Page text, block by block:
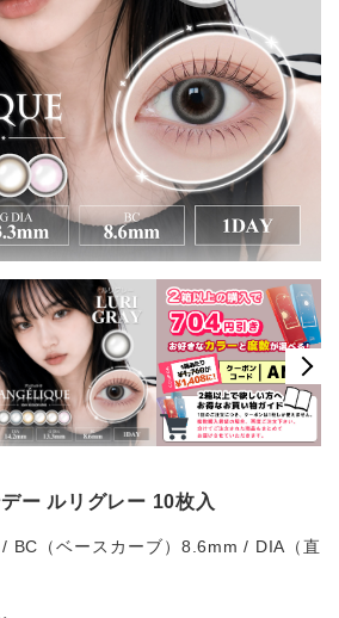
ー ルリグレー 10枚入
BC（ベースカーブ）8.6mm / DIA（直